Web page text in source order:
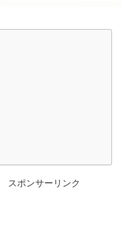
スポンサーリンク